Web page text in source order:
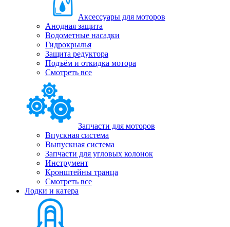
Аксессуары для моторов
Анодная защита
Водометные насадки
Гидрокрылья
Защита редуктора
Подъём и откидка мотора
Смотреть все
Запчасти для моторов
Впускная система
Выпускная система
Запчасти для угловых колонок
Инструмент
Кронштейны транца
Смотреть все
Лодки и катера